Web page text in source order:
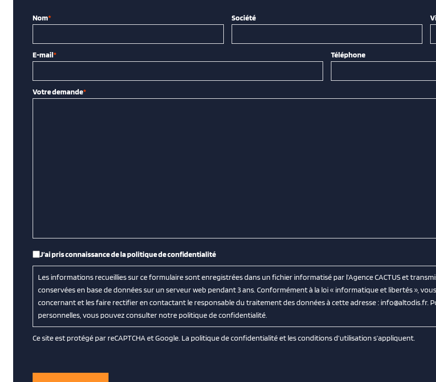
Nom* Société
E-mail* Téléphone
Votre demande*
RGPD
J’ai pris connaissance de la politique de confidentialité
Les informations recueillies sur ce formulaire sont enregistrées dans un fichier informatisé par l’Agence CACTUS et
conservées en base de données sur un serveur web pendant 3 ans. Conformément à la loi « informatique et libertés »,
concernant et les faire rectifier en contactant le responsable du traitement des données à cette adresse : info@altodis.fr.
personnelles, vous pouvez consulter notre politique de confidentialité.
Ce site est protégé par reCAPTCHA et Google. La politique de confidentialitéet lesconditions d’utilisation s’appliquent.